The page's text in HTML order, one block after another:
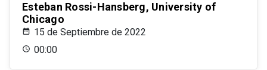
Esteban Rossi-Hansberg, University of
Chicago
15 de Septiembre de 2022
00:00